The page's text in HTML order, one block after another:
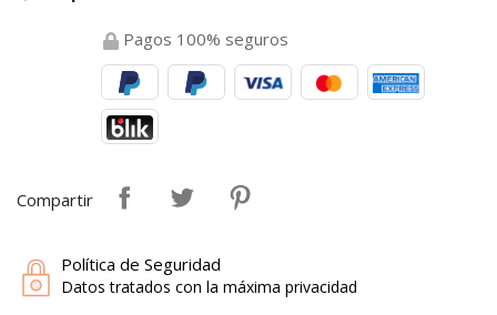
Pagos 100% seguros
Compartir
Política de Seguridad
Datos tratados con la máxima privacidad